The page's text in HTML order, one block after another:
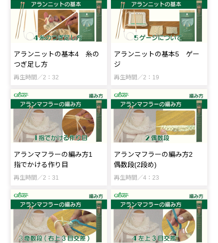
アランニットの基本4 糸の
つぎ足し方
再生時間／2：32
アランニットの基本5 ゲー
ジ
再生時間／2：19
アランマフラーの編み方1
指でかける作り目
再生時間／2：31
アランマフラーの編み方2
偶数段(2段め)
再生時間／4：23